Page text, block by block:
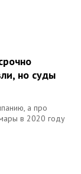
но суды
а про
в 2020 году